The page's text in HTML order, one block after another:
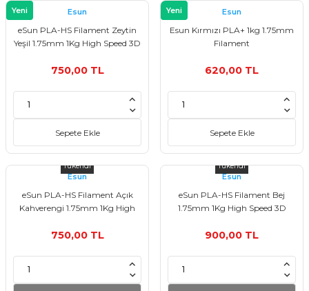
Yeni Esun
eSun PLA-HS Filament Zeytin
Yeşil 1.75mm 1Kg High Speed 3D
750,00 TL
Sepete Ekle
Yeni Esun
Esun Kırmızı PLA+ 1kg 1.75mm
Filament
620,00 TL
Sepete Ekle
Tükendi
Esun
eSun PLA-HS Filament Açık
Kahverengi 1.75mm 1Kg High
750,00 TL
Tükendi
Esun
eSun PLA-HS Filament Bej
1.75mm 1Kg High Speed 3D
900,00 TL